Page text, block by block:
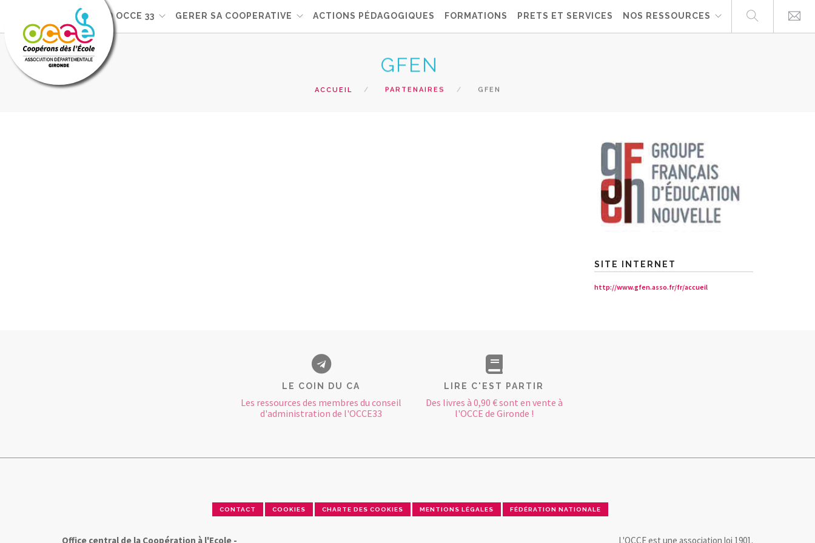
VOTRE AD OCCE 33 GERER SA COOPERATIVE ACTIONS PÉDAGOGIQUES FORMATIONS PRETS ET SERVICES NOS RESSOURCES
GFEN
ACCUEIL PARTENAIRES GFEN
SITE INTERNET
http://www.gfen.asso.fr/fr/accueil
LE COIN DU CA
Les ressources des membres du conseil
d'administration de l'OCCE33
LIRE C'EST PARTIR
Des livres à 0,90 € sont en vente à
l'OCCE de Gironde !
CONTACT COOKIES CHARTE DES COOKIES MENTIONS LÉGALES FÉDÉRATION NATIONALE
Office central de la Coopération à l'Ecole - L'OCCE est une association loi 1901.